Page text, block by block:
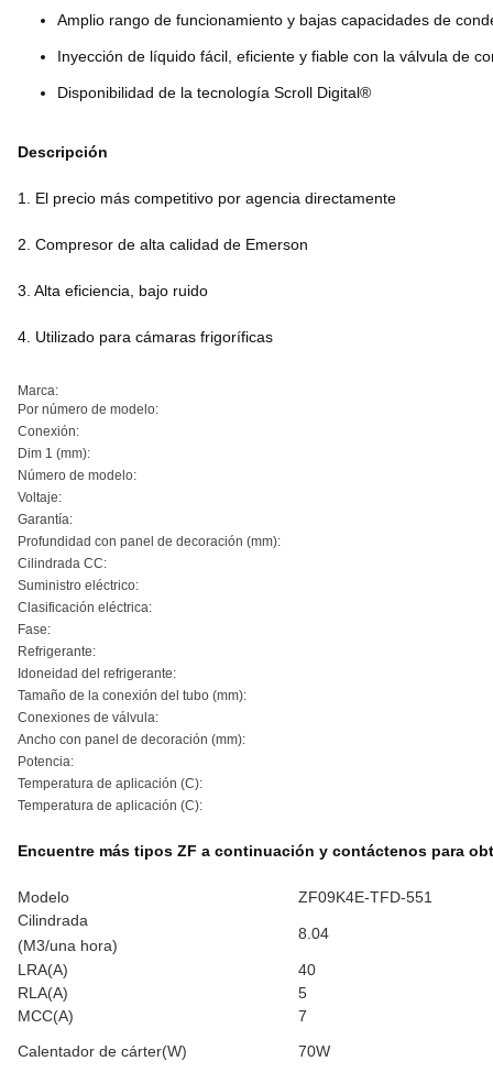
Amplio rango de funcionamiento y bajas capacidades de
Inyección de líquido fácil, eficiente y fiable con la válvula de
Disponibilidad de la tecnología Scroll Digital®
Descripción
1. El precio más competitivo por agencia directamente
2. Compresor de alta calidad de Emerson
3. Alta eficiencia, bajo ruido
4. Utilizado para cámaras frigoríficas
Marca:
Por número de modelo:
Conexión:
Dim 1 (mm):
Número de modelo:
Voltaje:
Garantía:
Profundidad con panel de decoración (mm):
Cilindrada CC:
Suministro eléctrico:
Clasificación eléctrica:
Fase:
Refrigerante:
Idoneidad del refrigerante:
Tamaño de la conexión del tubo (mm):
Conexiones de válvula:
Ancho con panel de decoración (mm):
Potencia:
Temperatura de aplicación (C):
Temperatura de aplicación (C):
Encuentre más tipos ZF a continuación y contáctenos para
Modelo
ZF09K4E-TFD-551
Cilindrada
8.04
(M3/una hora)
LRA(A)
40
RLA(A)
5
MCC(A)
7
Calentador de cárter(W)
70W